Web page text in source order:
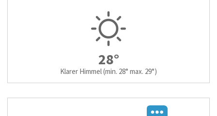
28°
Klarer Himmel(min. 28° max. 29°)